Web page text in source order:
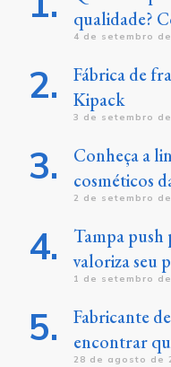
qualidade?
4 de setembro
Fábrica de
Kipack
3 de setembro
Conheça a
cosméticos
2 de setembro
Tampa
valoriza seu
1 de setembro
Fabricante
encontrar
28 de agosto de